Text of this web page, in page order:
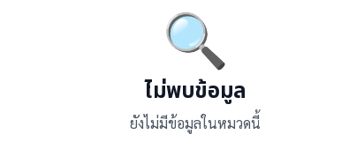
🔍
ไม่พบข้อมูล
ยังไม่มีข้อมูลในหมวดนี้